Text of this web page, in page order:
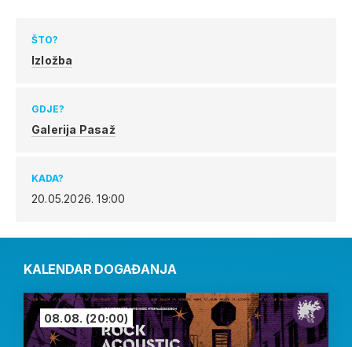
ŠTO?
Izložba
GDJE?
Galerija Pasaž
KADA?
20.05.2026.19:00
KALENDAR DOGAĐANJA
08.08. (20:00)